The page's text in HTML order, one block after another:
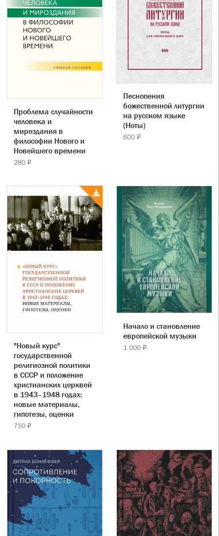
Проблема случайности
человека и
мироздания в
философии Нового и
Новейшего времени
280 ₽
Песнопения
божественной литургии
на русском языке
(Ноты)
600 ₽
"Новый курс"
государственной
религиозной политики
в СССР и положение
христианских церквей
в 1943–1948 годах:
новые материалы,
гипотезы, оценки
750 ₽
Начало и становление
европейской музыки
1 000 ₽